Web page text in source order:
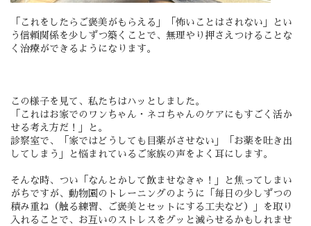
「これをしたらご褒美がもらえる」「怖いことはされない」とい
う信頼関係を少しずつ築くことで、無理やり押さえつけることな
く治療ができるようになります。
この様子を見て、私たちはハッとしました。
「これはお家でのワンちゃん・ネコちゃんのケアにもすごく活か
せる考え方だ！」と。
診察室で、「家ではどうしても目薬がさせない」「お薬を吐き出
してしまう」と悩まれているご家族の声をよく耳にします。
そんな時、つい「なんとかして飲ませなきゃ！」と焦ってしまい
がちですが、動物園のトレーニングのように「毎日の少しずつの
積み重ね（触る練習、ご褒美とセットにする工夫など）」を取り
入れることで、お互いのストレスをグッと減らせるかもしれませ